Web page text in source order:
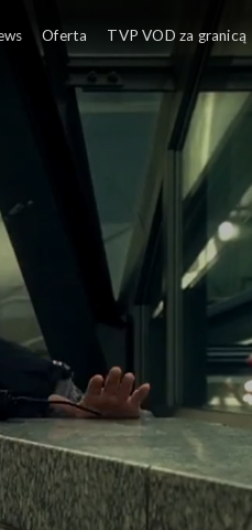
Oferta TVP VOD za granicą